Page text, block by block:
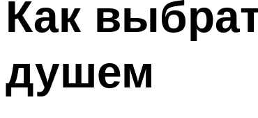
Как
душем